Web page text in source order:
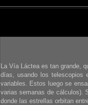
La Vía Láctea es tan grande,
días, usando los telescopios
variables. Estos luego se
varias semanas de cálculos).
donde las estrellas orbitan